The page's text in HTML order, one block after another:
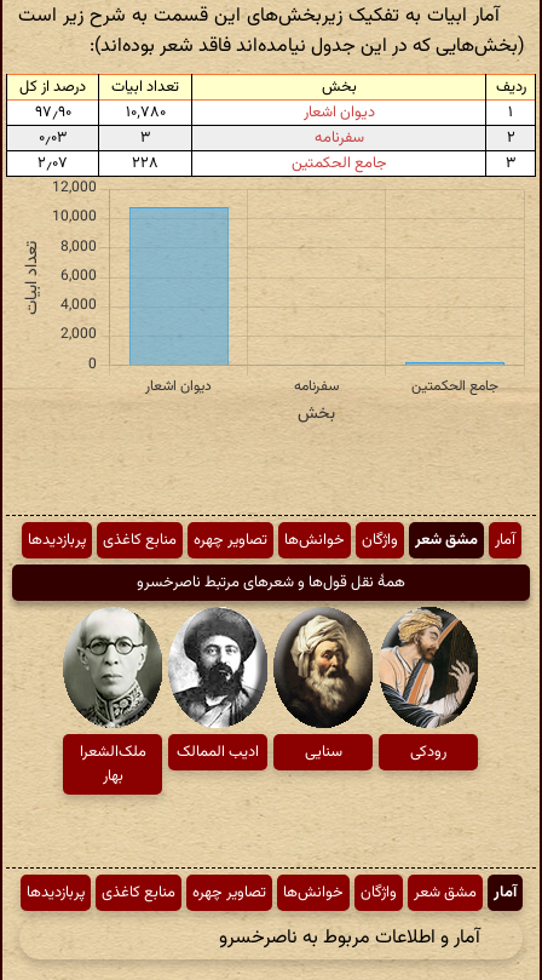
آمار ابیات به تفکیک زیربخش‌های این قسمت به شرح زیر است
(بخش‌هایی که در این جدول نیامده‌اند فاقد شعر بوده‌اند):
ردیف بخش تعداد ابیات
درصد از کل
۱
دیوان اشعار ۱۰٬۷۸۰
۹۷٫۹۰
۲
سفرنامه ۳
۰٫۰۳
۳
جامع الحکمتین ۲۲۸ ۲٫۰۷
آمار مشق شعر واژگان خوانش‌ها تصاویر چهره منابع کاغذی
پربازدیدها
همهٔ نقل قول‌ها و شعرهای مرتبط ناصرخسرو
رودکی سنایی ادیب الممالک
ملک‌الشعرا
بهار
آمار مشق شعر واژگان خوانش‌ها تصاویر چهره منابع کاغذی پربازدیدها
آمار و اطلاعات مربوط به ناصرخسرو